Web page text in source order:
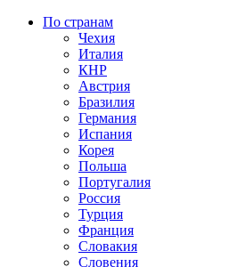
По странам
Чехия
Италия
КНР
Австрия
Бразилия
Германия
Испания
Корея
Польша
Португалия
Россия
Турция
Франция
Словакия
Словения